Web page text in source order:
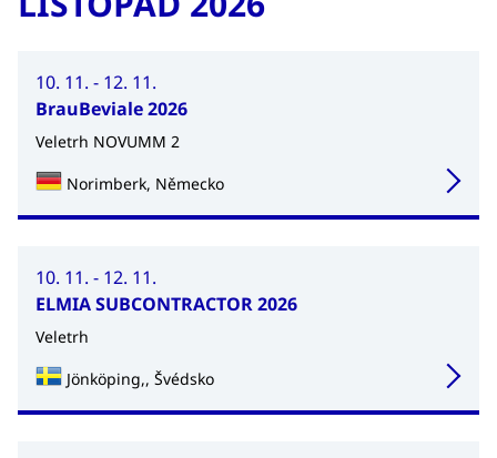
10. 11. - 12. 11.
BrauBeviale 2026
Veletrh NOVUMM 2
Norimberk, Německo
10. 11. - 12. 11.
ELMIA SUBCONTRACTOR 2026
Veletrh
Jönköping,, Švédsko